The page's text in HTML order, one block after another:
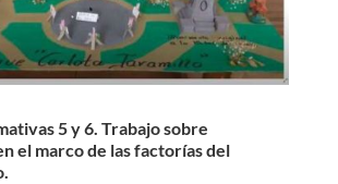
5 y 6. Trabajo sobre
el marco de las factorías del